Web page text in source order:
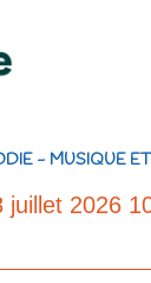
- MUSIQUE
juillet 2026